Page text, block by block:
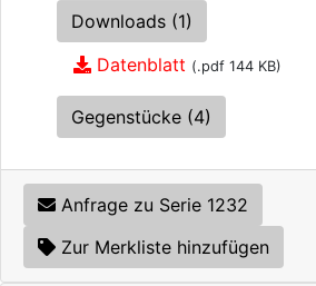
Downloads (1)
Datenblatt (.pdf 144 KB)
Gegenstücke (4)
Anfrage zu Serie 1232
Zur Merkliste hinzufügen